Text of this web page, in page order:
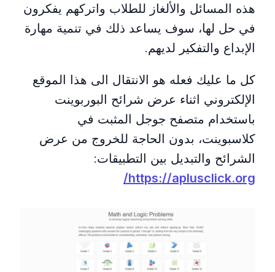
هذه المسائل والألغاز للطلاب واتركهم يفكرون
في حل لها، سوف يساعد ذلك في تنمية مهارة
الإبداع والتفكير لديهم.
كل ما عليك فعله هو الانتقال الى هذا الموقع
الإلكتروني اثناء عرض شرائح البوربوينت
باستخدام متصفح جوجل المثبت في
كلاسبوينت، بدون الحاجة للخروج من عرض
الشرائح والتبديل بين التطبيقات:
https://aplusclick.org/